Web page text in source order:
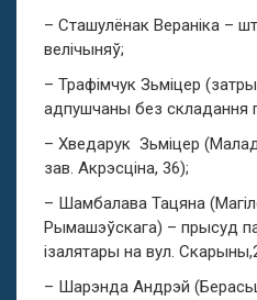
– Сташулёнак Вераніка –
велічыняў;
– Трафімчук Зьміцер
адпушчаны без складання
– Хведарук Зьміцер
зав. Акрэсціна, 36);
– Шамбалава Тацяна
Рымашэўскага) – прысуд
ізалятары на вул.
– Шарэнда Андрэй